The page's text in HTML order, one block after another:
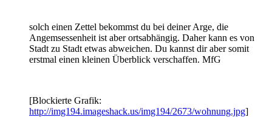
solch einen Zettel bekommst du bei deiner Arge, die
Angemsessenheit ist aber ortsabhängig. Daher kann es von
Stadt zu Stadt etwas abweichen. Du kannst dir aber somit
erstmal einen kleinen Überblick verschaffen. MfG
[Blockierte Grafik:
http://img194.imageshack.us/img194/2673/wohnung.jpg]